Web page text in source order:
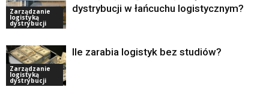
Zarządzanie
logistyką
dystrybucji
dystrybucji w łańcuchu logistycznym?
Zarządzanie
logistyką
dystrybucji
Ile zarabia logistyk bez studiów?